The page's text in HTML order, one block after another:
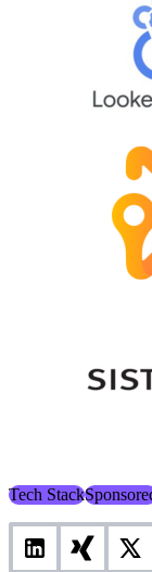
Tech Stack